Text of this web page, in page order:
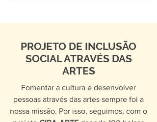
PROJETO DE INCLUSÃO
SOCIAL ATRAVÉS DAS
ARTES
Fomentar a cultura e desenvolver
pessoas através das artes sempre foi a
nossa missão. Por isso, seguimos, com o